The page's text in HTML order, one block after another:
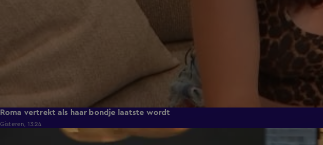
Roma vertrekt als haar bondje laatste wordt
Gisteren, 13:24